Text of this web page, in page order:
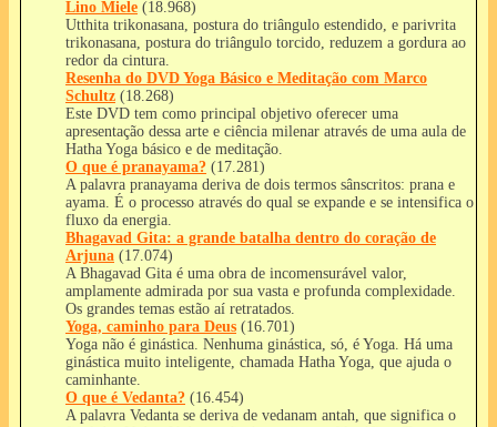
Lino Miele (18.968)
Utthita trikonasana, postura do triângulo estendido, e parivrita
trikonasana, postura do triângulo torcido, reduzem a gordura ao
redor da cintura.
Resenha do DVD Yoga Básico e Meditação com Marco
Schultz (18.268)
Este DVD tem como principal objetivo oferecer uma
apresentação dessa arte e ciência milenar através de uma aula de
Hatha Yoga básico e de meditação.
O que é pranayama? (17.281)
A palavra pranayama deriva de dois termos sânscritos: prana e
ayama. É o processo através do qual se expande e se intensifica o
fluxo da energia.
Bhagavad Gita: a grande batalha dentro do coração de
Arjuna (17.074)
A Bhagavad Gita é uma obra de incomensurável valor,
amplamente admirada por sua vasta e profunda complexidade.
Os grandes temas estão aí­ retratados.
Yoga, caminho para Deus (16.701)
Yoga não é ginástica. Nenhuma ginástica, só, é Yoga. Há uma
ginástica muito inteligente, chamada Hatha Yoga, que ajuda o
caminhante.
O que é Vedanta? (16.454)
A palavra Vedanta se deriva de vedanam antah, que significa o